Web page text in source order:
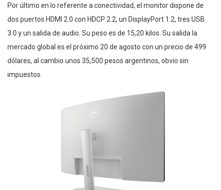
Por último en lo referente a conectividad, el monitor dispone de
dos puertos HDMI 2.0 con HDCP 2.2, un DisplayPort 1.2, tres USB
3.0 y un salida de audio. Su peso es de 15,20 kilos. Su salida la
mercado global es el próximo 20 de agosto con un precio de 499
dólares, al cambio unos 35,500 pesos argentinos, obvio sin
impuestos.